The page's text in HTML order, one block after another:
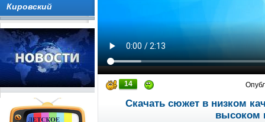
Кировский
14
Скачать сюжет в низком
высоком